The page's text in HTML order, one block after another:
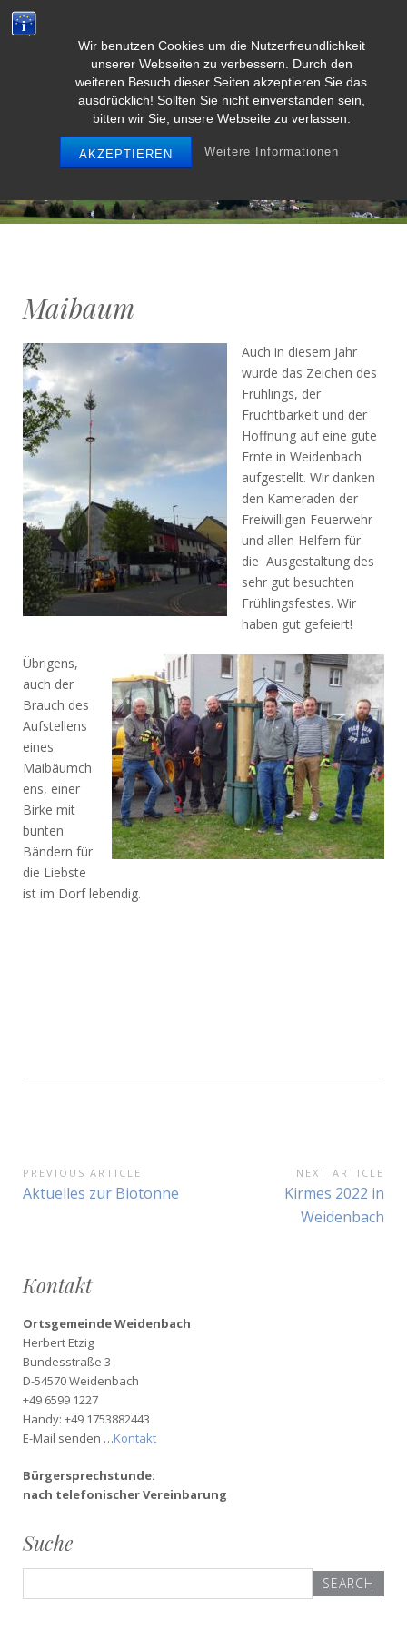
Wir benutzen Cookies um die Nutzerfreundlichkeit
unserer Webseiten zu verbessern. Durch den
weiteren Besuch dieser Seiten akzeptieren Sie das
ausdrücklich! Sollten Sie nicht einverstanden sein,
bitten wir Sie, unsere Webseite zu verlassen.
AKZEPTIEREN Weitere Informationen
Weidenbach/Eifel
MENU
Maibaum
Auch in diesem Jahr
wurde das Zeichen des
Frühlings, der
Fruchtbarkeit und der
Hoffnung auf eine gute
Ernte in Weidenbach
aufgestellt. Wir danken
den Kameraden der
Freiwilligen Feuerwehr
und allen Helfern für
die Ausgestaltung des
sehr gut besuchten
Frühlingsfestes. Wir
haben gut gefeiert!
Übrigens,
auch der
Brauch des
Aufstellens
eines
Maibäumch
ens, einer
Birke mit
bunten
Bändern für
die Liebste
ist im Dorf lebendig.
Beitragsnavigation
PREVIOUS ARTICLE
Previous
Aktuelles zur Biotonne
NEXT ARTICLE
Next
Article:
Kirmes 2022 in
Weidenbach
Kontakt
Ortsgemeinde Weidenbach
Herbert Etzig
Bundesstraße 3
D-54570 Weidenbach
+49 6599 1227
Handy: +49 1753882443
E-Mail senden …Kontakt
Bürgersprechstunde:
nach telefonischer Vereinbarung
Suche
for: